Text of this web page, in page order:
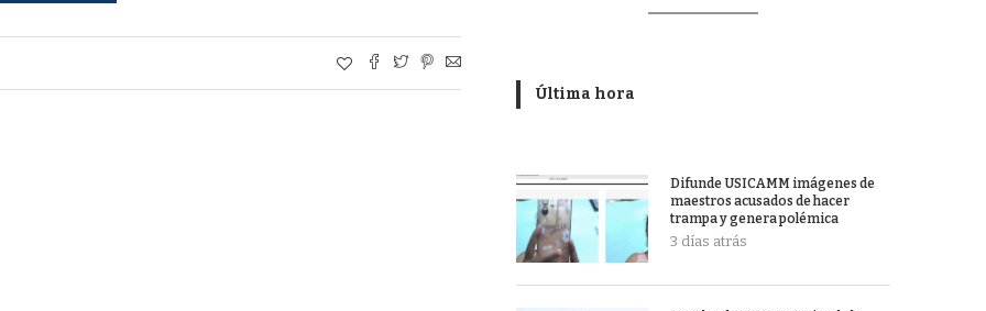
Última hora
Difunde USICAMM imágenes de
maestros acusados de hacer
trampa y genera polémica
3 días atrás